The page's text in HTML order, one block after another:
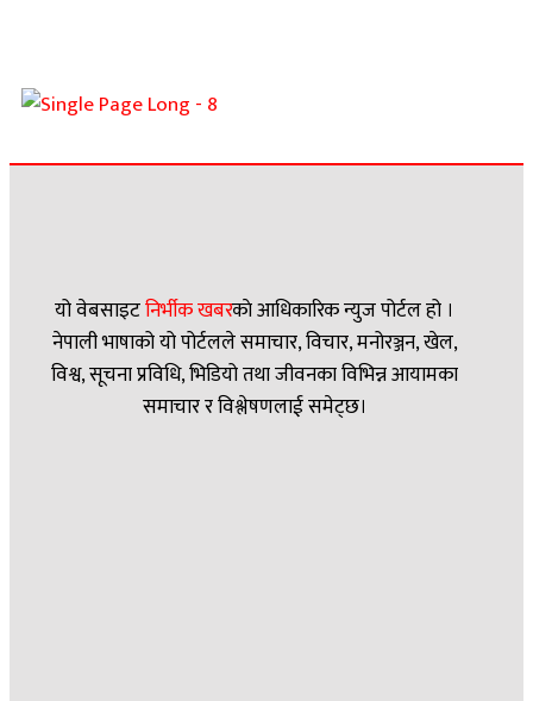
यो वेबसाइटनिर्भीक खबरकाे आधिकारिक न्युज पोर्टल हो ।
नेपाली भाषाको यो पोर्टलले समाचार, विचार, मनोरञ्जन, खेल,
विश्व, सूचना प्रविधि, भिडियो तथा जीवनका विभिन्न आयामका
समाचार र विश्लेषणलाई समेट्छ।